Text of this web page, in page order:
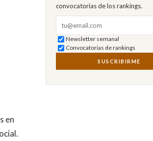
en
convocatorias de los rankings.
Newsletter semanal
Convocatorias de rankings
SUSCRIBIRME